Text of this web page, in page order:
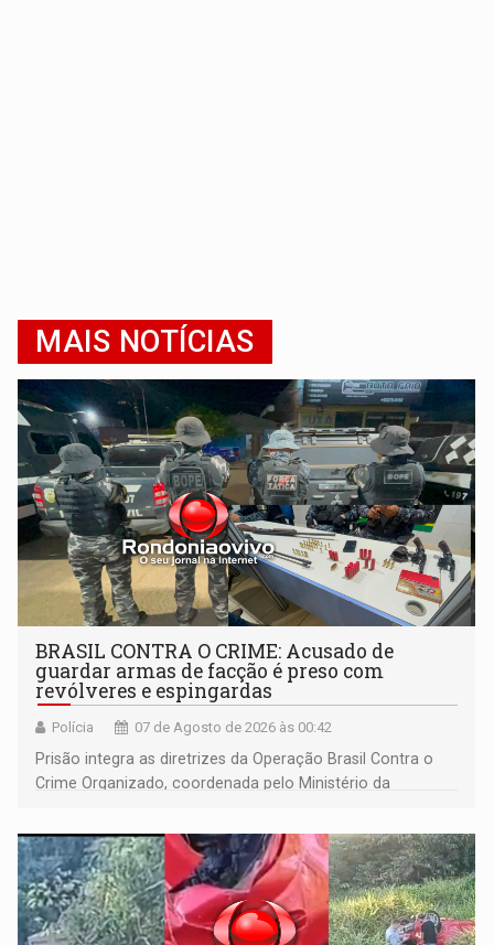
MAIS NOTÍCIAS
BRASIL CONTRA O CRIME: Acusado de
guardar armas de facção é preso com
revólveres e espingardas
Polícia 07 de Agosto de 2026 às 00:42
Prisão integra as diretrizes da Operação Brasil Contra o
Crime Organizado, coordenada pelo Ministério da